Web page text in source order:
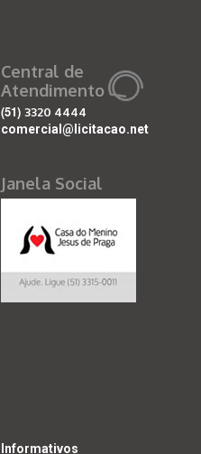
Central de
Atendimento
(51) 3320 4444
comercial@licitacao.net
Janela Social
Informativos